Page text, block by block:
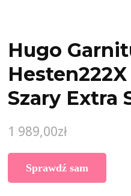
Hugo
Hesten222X
Szary Extra
1 989,00zł
Sprawdź sam